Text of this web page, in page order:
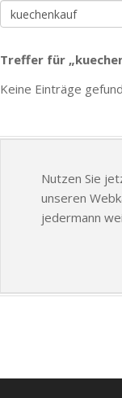
Treffer für
Keine Einträge
Nutzen Sie
unseren
jedermann